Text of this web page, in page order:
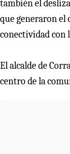
también el
que generaron el
conectividad con
El alcalde de
centro de la